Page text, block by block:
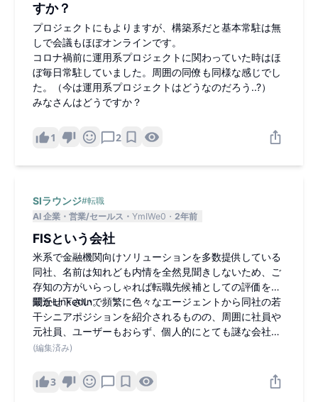
すか？
プロジェクトにもよりますが、構築系だと基本常駐は無
しで会議もほぼオンラインです。
コロナ禍前に運用系プロジェクトに関わっていた時はほ
ぼ毎日常駐していました。周囲の同僚も同様な感じでし
た。（今は運用系プロジェクトはどうなのだろう..?）
みなさんはどうですか？
1 2
SIラウンジ#転職
AI 企業
営業/セールス YmIWe0 2年前
FISという会社
米系で金融機関向けソリューションを多数提供している
同社、名前は知れども内情を全然見聞きしないため、ご
存知の方がいらっしゃれば転職先候補としての評価をお
聞かせ下さい。
最近LinkedInで頻繁に色々なエージェントから同社の若
干シニアポジションを紹介されるものの、周囲に社員や
元社員、ユーザーもおらず、個人的にとても謎な会社で
す。
(編集済み)
3